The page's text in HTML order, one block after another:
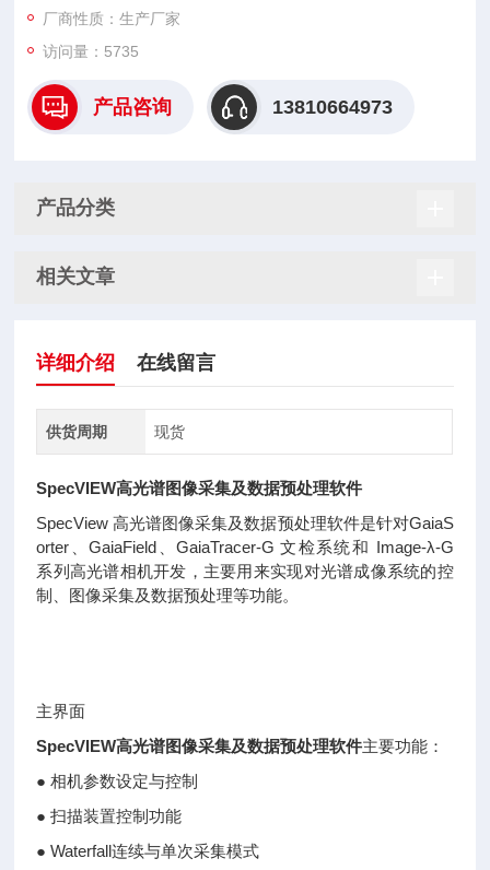
厂商性质：生产厂家
访问量：5735
产品咨询 13810664973
产品分类
相关文章
详细介绍 在线留言
供货周期 现货
SpecVIEW高光谱图像采集及数据预处理软件
SpecView 高光谱图像采集及数据预处理软件是针对GaiaS
orter、GaiaField、GaiaTracer-G 文检系统和 Image-λ-G
系列高光谱相机开发，主要用来实现对光谱成像系统的控
制、图像采集及数据预处理等功能。
主界面
SpecVIEW高光谱图像采集及数据预处理软件主要功能：
● 相机参数设定与控制
● 扫描装置控制功能
● Waterfall连续与单次采集模式